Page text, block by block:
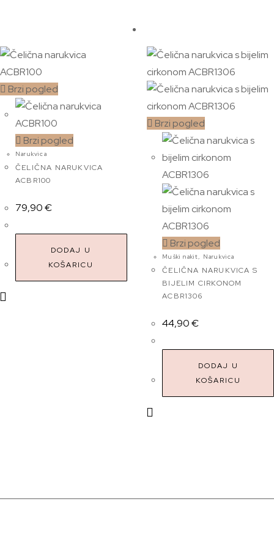
Brzi pogled
Brzi pogled
Narukvica
ČELIČNA NARUKVICA
ACBR100
79,90€
DODAJ U
KOŠARICU
Brzi pogled
Brzi pogled
Muški nakit, Narukvica
ČELIČNA NARUKVICA S
BIJELIM CIRKONOM
ACBR1306
44,90€
DODAJ U
KOŠARICU